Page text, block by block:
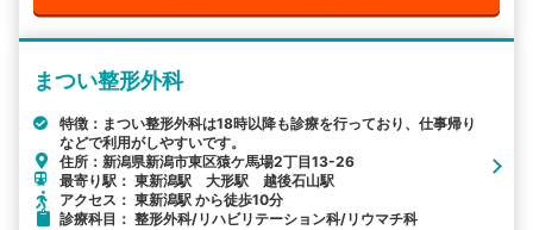
まつい整形外科
特徴：まつい整形外科は18時以降も診療を行っており、仕事帰り
などで利用がしやすいです。
住所：新潟県新潟市東区猿ケ馬場2丁目13-26
最寄り駅： 東新潟駅 大形駅 越後石山駅
アクセス： 東新潟駅 から徒歩10分
診療科目： 整形外科/リハビリテーション科/リウマチ科